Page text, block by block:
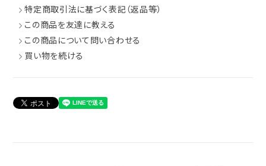
特定商取引法に基づく表記（返品等）
この商品を友達に教える
この商品について問い合わせる
買い物を続ける